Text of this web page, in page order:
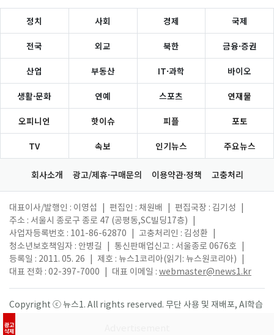
광고
삭제
정치 사회 경제 국제
전국 외교 북한 금융·증권
산업 부동산 IT·과학 바이오
생활·문화 연예 스포츠 연재물
오피니언 핫이슈 피플 포토
TV 속보 인기뉴스 주요뉴스
회사소개 광고/제휴·구매문의 이용약관·정책 고충처리
대표이사/발행인 : 이영섭 편집인 : 채원배 편집국장 : 김기성
주소 : 서울시 종로구 종로 47 (공평동,SC빌딩17층)
사업자등록번호 : 101-86-62870
고충처리인 : 김성환
청소년보호책임자 : 안병길
통신판매업신고 : 서울종로 0676호
등록일 : 2011. 05. 26
제호 : 뉴스1코리아(읽기: 뉴스원코리아)
대표 전화 : 02-397-7000
대표 이메일 : webmaster@news1.kr
Copyright ⓒ 뉴스1. All rights reserved. 무단 사용 및 재배포, AI학습